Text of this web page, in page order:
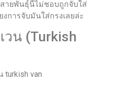
ายพันธุ์นี้ไม่ชอบถูกจับใส่
งการจับมันใส่กรงเลยล่ะ
วน (Turkish